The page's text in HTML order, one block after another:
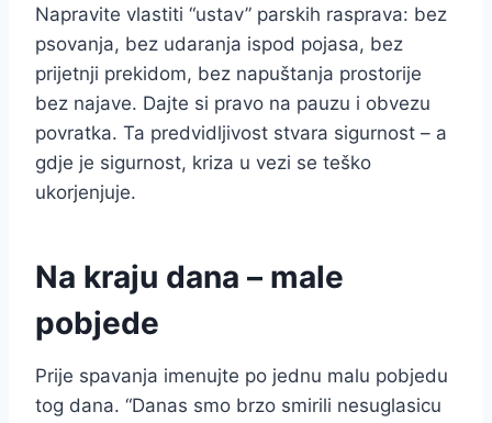
Napravite vlastiti “ustav” parskih rasprava: bez
psovanja, bez udaranja ispod pojasa, bez
prijetnji prekidom, bez napuštanja prostorije
bez najave. Dajte si pravo na pauzu i obvezu
povratka. Ta predvidljivost stvara sigurnost – a
gdje je sigurnost, kriza u vezi se teško
ukorjenjuje.
Na kraju dana – male
pobjede
Prije spavanja imenujte po jednu malu pobjedu
tog dana. “Danas smo brzo smirili nesuglasicu